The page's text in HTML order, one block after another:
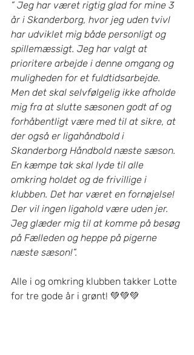
” Jeg har været rigtig glad for mine 3
år i Skanderborg, hvor jeg uden tvivl
har udviklet mig både personligt og
spillemæssigt. Jeg har valgt at
prioritere arbejde i denne omgang og
muligheden for et fuldtidsarbejde.
Men det skal selvfølgelig ikke afholde
mig fra at slutte sæsonen godt af og
forhåbentligt være med til at sikre, at
der også er ligahåndbold i
Skanderborg Håndbold næste sæson.
En kæmpe tak skal lyde til alle
omkring holdet og de frivillige i
klubben. Det har været en fornøjelse!
Der vil ingen ligahold være uden jer.
Jeg glæder mig til at komme på besøg
på Fælleden og heppe på pigerne
næste sæson!”.
Alle i og omkring klubben takker Lotte
for tre gode år i grønt! 💚💚💚